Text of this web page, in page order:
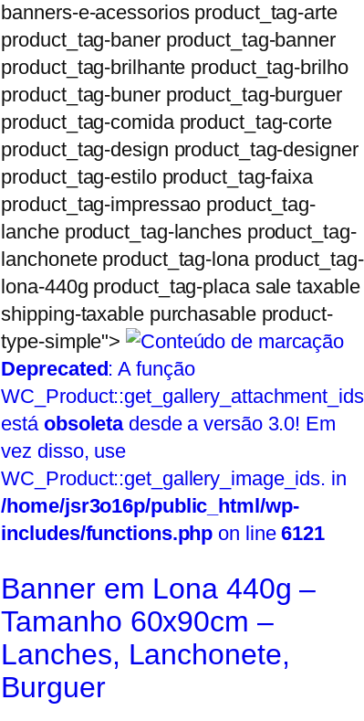
banners-e-acessorios product_tag-arte
product_tag-baner product_tag-banner
product_tag-brilhante product_tag-brilho
product_tag-buner product_tag-burguer
product_tag-comida product_tag-corte
product_tag-design product_tag-designer
product_tag-estilo product_tag-faixa
product_tag-impressao product_tag-
lanche product_tag-lanches product_tag-
lanchonete product_tag-lona product_tag-
lona-440g product_tag-placa sale taxable
shipping-taxable purchasable product-
type-simple">
Deprecated: A função
WC_Product::get_gallery_attachment_ids
está obsoletadesde a versão 3.0! Em
vez disso, use
WC_Product::get_gallery_image_ids. in
/home/jsr3o16p/public_html/wp-
includes/functions.php on line6121
Banner em Lona 440g –
Tamanho 60x90cm –
Lanches, Lanchonete,
Burguer